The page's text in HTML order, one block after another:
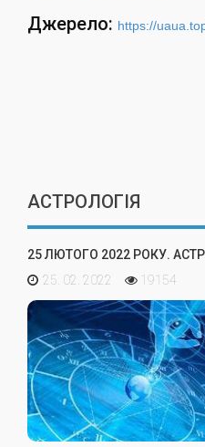
Джерело: https://
АСТРОЛОГІЯ
25 ЛЮТОГО 2022 РОКУ.
25. 02. 2022
19154